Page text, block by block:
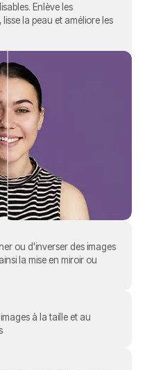
Enlève les
la peau et améliore les
ou d'inverser des images
la mise en miroir ou
à la taille et au